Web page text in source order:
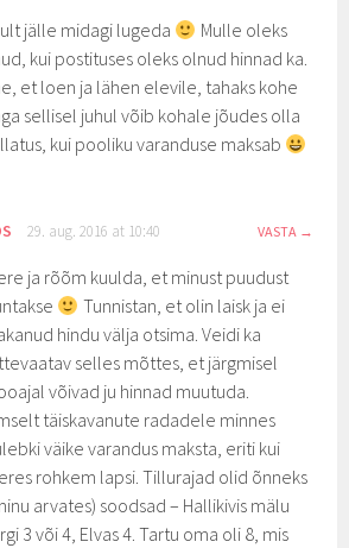
jälle midagi lugeda
Mulle oleks
kui postituses oleks olnud hinnad ka.
et loen ja lähen elevile, tahaks kohe
sellisel juhul võib kohale jõudes olla
kui pooliku varanduse maksab
29. aug. 2016 at 10:40 VASTA
ja rõõm kuulda, et minust puudust
Tunnistan, et olin laisk ja ei
hindu välja otsima. Veidi ka
selles mõttes, et järgmisel
võivad ju hinnad muutuda.
täiskavanute radadele minnes
väike varandus maksta, eriti kui
rohkem lapsi. Tillurajad olid õnneks
arvates) soodsad – Hallikivis mälu
3 või 4, Elvas 4. Tartu oma oli 8, mis